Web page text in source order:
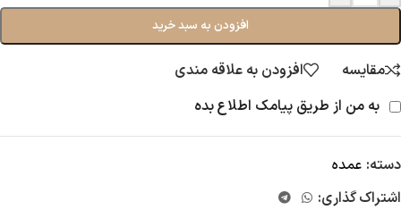
افزودن به سبد خرید
مقایسه
افزودن به علاقه مندی
به من از طریق پیامک اطلاع بده
دسته: عمده
اشتراک گذاری: